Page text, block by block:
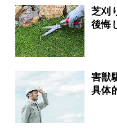
芝刈
後悔
害獣
具体